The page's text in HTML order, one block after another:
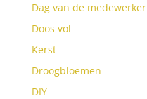
Dag van de medewerker
Doos vol
Kerst
Droogbloemen
DIY